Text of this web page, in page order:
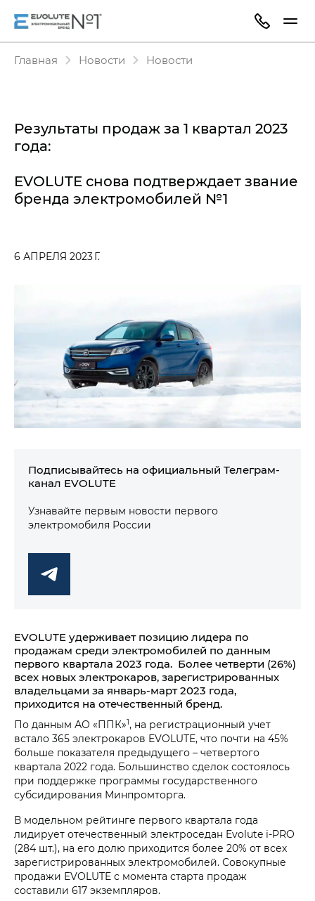
Главная Новости Новости
Результаты продаж за 1 квартал 2023
года:
EVOLUTE снова подтверждает звание
бренда электромобилей №1
6 АПРЕЛЯ 2023 Г.
Подписывайтесь на официальный Телеграм-
канал EVOLUTE
Узнавайте первым новости первого
электромобиля России
EVOLUTE удерживает позицию лидера по
продажам среди электромобилей по данным
первого квартала 2023 года. Более четверти (26%)
всех новых электрокаров, зарегистрированных
владельцами за январь-март 2023 года,
приходится на отечественный бренд.
По данным АО «ППК»1, на регистрационный учет
встало 365 электрокаров EVOLUTE, что почти на 45%
больше показателя предыдущего – четвертого
квартала 2022 года. Большинство сделок состоялось
при поддержке программы государственного
субсидирования Минпромторга.
В модельном рейтинге первого квартала года
лидирует отечественный электроседан Evolute i‑PRO
(284 шт.), на его долю приходится более 20% от всех
зарегистрированных электромобилей. Совокупные
продажи EVOLUTE с момента старта продаж
составили 617 экземпляров.